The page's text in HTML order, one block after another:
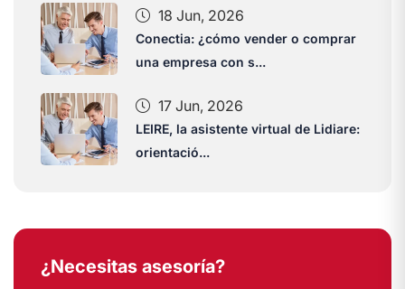
18 Jun, 2026
Conectia: ¿cómo vender o comprar
una empresa con s...
17 Jun, 2026
LEIRE, la asistente virtual de Lidiare:
orientació...
¿Necesitas asesoría?